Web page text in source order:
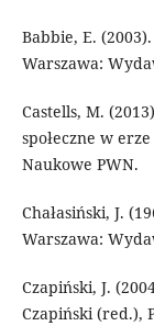
Babbie, E.
Warszawa:
Castells, M.
społeczne w
Naukowe PWN.
Chałasiński, J.
Warszawa:
Czapiński, J.
Czapiński (red.),